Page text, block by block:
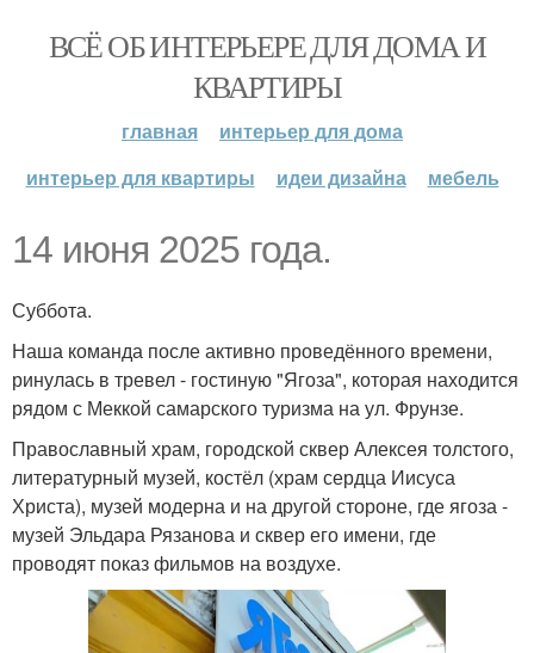
ВСЁ ОБ ИНТЕРЬЕРЕ ДЛЯ ДОМА И
КВАРТИРЫ
главная
интерьер для дома
интерьер для квартиры
идеи дизайна мебель
14 июня 2025 года.
Суббота.
Наша команда после активно проведённого времени,
ринулась в тревел - гостиную "Ягоза", которая находится
рядом с Меккой самарского туризма на ул. Фрунзе.
Православный храм, городской сквер Алексея толстого,
литературный музей, костёл (храм сердца Иисуса
Христа), музей модерна и на другой стороне, где ягоза -
музей Эльдара Рязанова и сквер его имени, где
проводят показ фильмов на воздухе.